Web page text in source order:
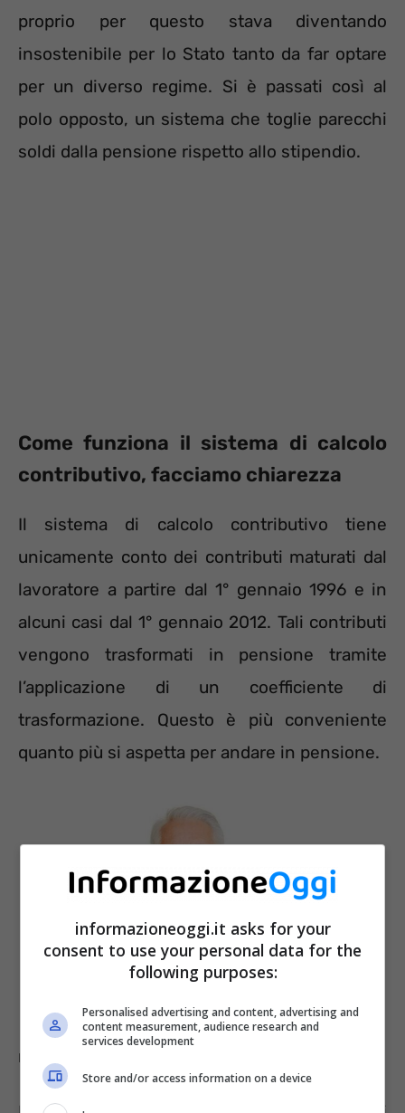
proprio per questo stava diventando
insostenibile per lo Stato tanto da far optare
per un diverso regime. Si è passati così al
polo opposto, un sistema che toglie parecchi
soldi dalla pensione rispetto allo stipendio.
Come funziona il sistema di calcolo
contributivo, facciamo chiarezza
Il sistema di calcolo contributivo tiene
unicamente conto dei contributi maturati dal
lavoratore a partire dal 1° gennaio 1996 e in
alcuni casi dal 1° gennaio 2012. Tali contributi
vengono trasformati in pensione tramite
l’applicazione di un coefficiente di
trasformazione. Questo è più conveniente
quanto più si aspetta per andare in pensione.
Il sistema contributivo nei dettagli – Informazioneoggi.it
informazioneoggi.it asks for your
consent to use your personal data for the
following purposes:
Personalised advertising and content, advertising and
content measurement, audience research and
services development
Store and/or access information on a device